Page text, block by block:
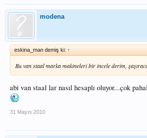
modena
eskina_man demiş ki: ↑
Bu van staal marka makineleri bir incele derim,
abi van staal lar nasıl hesaplı oluyor...çok
31 Mayıs 2010